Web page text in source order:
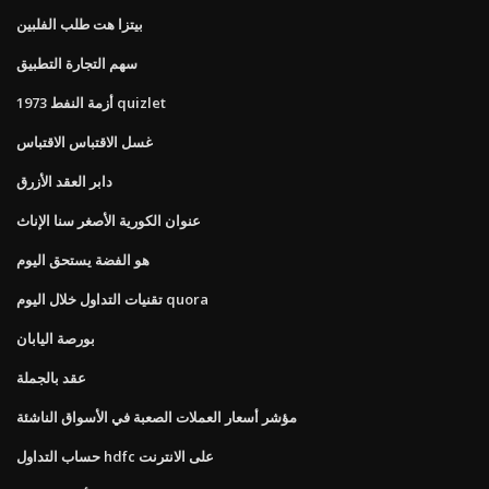
بيتزا هت طلب الفلبين
سهم التجارة التطبيق
أزمة النفط 1973 quizlet
غسل الاقتباس الاقتباس
دابر العقد الأزرق
عنوان الكورية الأصغر سنا الإناث
هو الفضة يستحق اليوم
تقنيات التداول خلال اليوم quora
بورصة اليابان
عقد بالجملة
مؤشر أسعار العملات الصعبة في الأسواق الناشئة
حساب التداول hdfc على الانترنت